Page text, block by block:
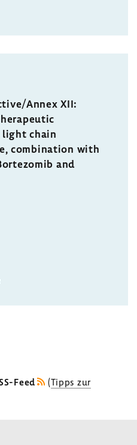
Annex XII:
light chain
combination with
and
Feed (Tipps zur